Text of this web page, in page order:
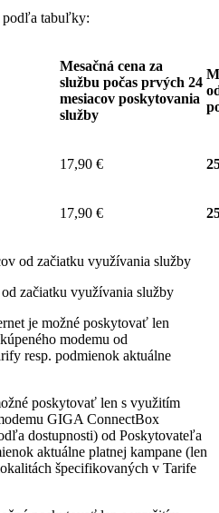
podľa tabuľky:
Mesačná cena za
službu počas prvých 24
mesiacov poskytovania
služby
17,90 €
17,90 €
od začiatku využívania služby
začiatku využívania služby
je možné poskytovať len
modemu od
resp. podmienok aktuálne
poskytovať len s využitím
GIGA ConnectBox
dostupnosti) od Poskytovateľa
aktuálne platnej kampane (len
špecifikovaných v Tarife